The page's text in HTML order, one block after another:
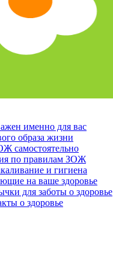
именно для вас
образа жизни
самостоятельно
по правилам ЗОЖ
и гигиена
на ваше здоровье
для заботы о здоровье
о здоровье